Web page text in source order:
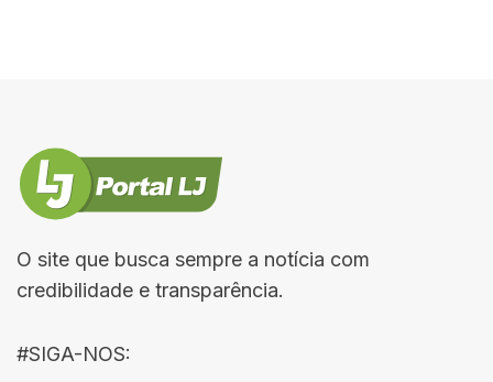
O site que busca sempre a notícia com
credibilidade e transparência.
#SIGA-NOS: